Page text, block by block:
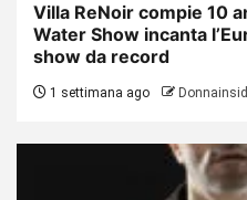
Villa ReNoir compie 10
Water Show incanta
show da record
1 settimana ago